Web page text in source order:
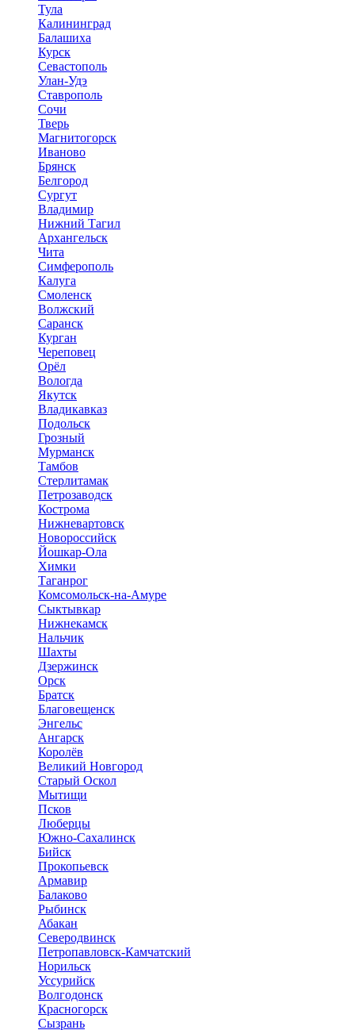
Тула
Калининград
Балашиха
Курск
Севастополь
Улан-Удэ
Ставрополь
Сочи
Тверь
Магнитогорск
Иваново
Брянск
Белгород
Сургут
Владимир
Нижний Тагил
Архангельск
Чита
Симферополь
Калуга
Смоленск
Волжский
Саранск
Курган
Череповец
Орёл
Вологда
Якутск
Владикавказ
Подольск
Грозный
Мурманск
Тамбов
Стерлитамак
Петрозаводск
Кострома
Нижневартовск
Новороссийск
Йошкар-Ола
Химки
Таганрог
Комсомольск-на-Амуре
Сыктывкар
Нижнекамск
Нальчик
Шахты
Дзержинск
Орск
Братск
Благовещенск
Энгельс
Ангарск
Королёв
Великий Новгород
Старый Оскол
Мытищи
Псков
Люберцы
Южно-Сахалинск
Бийск
Прокопьевск
Армавир
Балаково
Рыбинск
Абакан
Северодвинск
Петропавловск-Камчатский
Норильск
Уссурийск
Волгодонск
Красногорск
Сызрань